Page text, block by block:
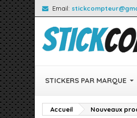
Email:
STICKERS PAR MARQUE
Accueil Nouveaux